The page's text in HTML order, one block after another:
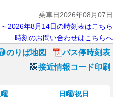
乗車日2026年08月07日
2026年8月14日の時刻表はこちら
時刻のお問い合わせはこちらへ
のりば地図
バス停時刻表
接近情報コード印刷
日曜/祝日